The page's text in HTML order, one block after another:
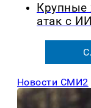
Крупные
атак с
Новости СМИ2